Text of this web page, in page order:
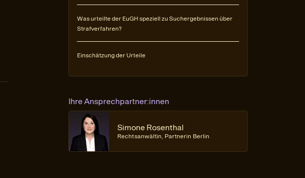
Was urteilte der EuGH speziell zu Suchergebnissen über
Strafverfahren?
Einschätzung der Urteile
Ihre Ansprechpartner:innen
Simone Rosenthal
Rechtsanwältin, Partnerin Berlin